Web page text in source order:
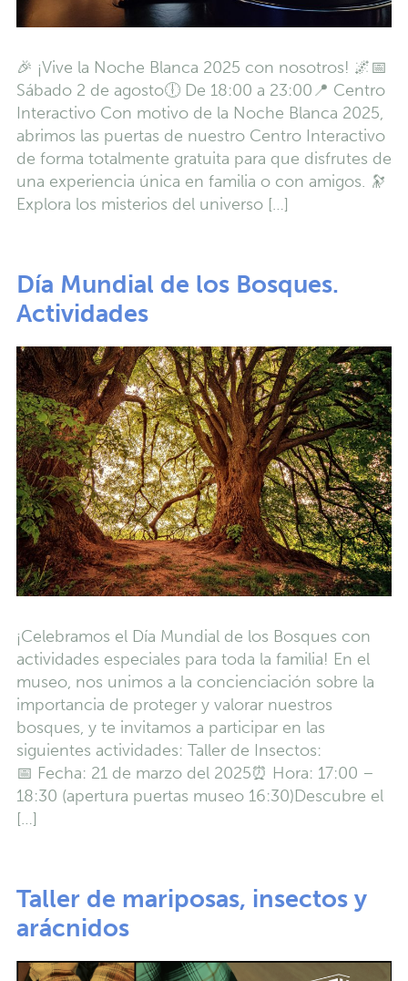
🎉 ¡Vive la Noche Blanca 2025 con nosotros! 🌌📅
Sábado 2 de agosto🕕 De 18:00 a 23:00📍 Centro
Interactivo Con motivo de la Noche Blanca 2025,
abrimos las puertas de nuestro Centro Interactivo
de forma totalmente gratuita para que disfrutes de
una experiencia única en familia o con amigos. 🔭
Explora los misterios del universo […]
Día Mundial de los Bosques.
Actividades
¡Celebramos el Día Mundial de los Bosques con
actividades especiales para toda la familia! En el
museo, nos unimos a la concienciación sobre la
importancia de proteger y valorar nuestros
bosques, y te invitamos a participar en las
siguientes actividades: Taller de Insectos:
📅 Fecha: 21 de marzo del 2025⏰ Hora: 17:00 –
18:30 (apertura puertas museo 16:30)Descubre el
[…]
Taller de mariposas, insectos y
arácnidos